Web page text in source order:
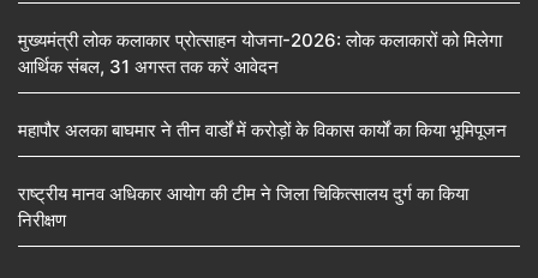
मुख्यमंत्री लोक कलाकार प्रोत्साहन योजना-2026: लोक कलाकारों को मिलेगा
आर्थिक संबल, 31 अगस्त तक करें आवेदन
महापौर अलका बाघमार ने तीन वार्डों में करोड़ों के विकास कार्यों का किया भूमिपूजन
राष्ट्रीय मानव अधिकार आयोग की टीम ने जिला चिकित्सालय दुर्ग का किया
निरीक्षण